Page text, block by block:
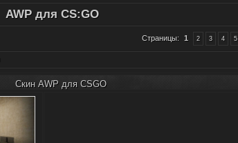
AWP для CS:GO
Страницы: 1 2 3 4 5
Скин AWP для CSGO